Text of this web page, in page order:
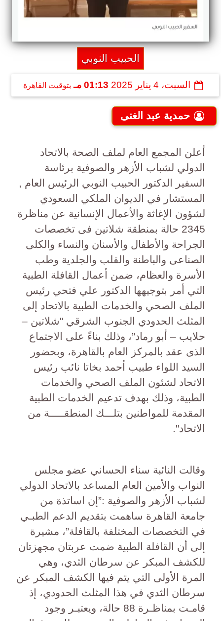
الحبيب النوبي
السبت، 4 يناير 2025 01:13 مـ بتوقيت القاهرة
حمدية عبد الغنى
أعلن المجمع العام لملف الصحة بالاتحاد
الدولي لشباب الأزهر والصوفية برئاسة
السفير الدكتور الحبيب النوبي الرئيس العام ,
المستشار في الديوان الملكي السعودي
لشؤون الإغاثة والأعمال الإنسانية عن مناظرة
2345 حالة بمنطقة شلاتين فى تخصصات
الجراحة والأطفال والأسنان والنساء والكلى
الصناعى والباطنة والقلب والجلدية وطب
الأسرة والعظام، ضمن أعمال القافلة الطبية
التي أمر بتوجيهها الدكتور علي فتحي رئيس
الملف الصحي والخدمات الطبية بالاتحاد إلى
المثلث الحدودي الجنوب الشرقي "شلاتين –
حلايب – أبو رماد”، وذلك بناءً على الاجتماع
الذى عقد بالمركز العام بالقاهرة، وبحضور
السيد اللواء طبيب أحمد بخاتا نائب رئيس
الاتحاد لشئون الملف الصحي والخدمات
الطبية، وذلك بهدف تدعيم الخدمات الطبية
المقدمة للمواطنين بتلـــك المنطقـــــة من
الاتحاد".
وقالت النائبة سناء الحساني عضو مجلس
النواب والأمين العام المساعد بالاتحاد الدولي
لشباب الأزهر والصوفية :”إن اساتذة من
جامعة القاهرة ساهمت بتقديم الدعم الطبـي
في التخصصات المختلفة بالقافلة”، مشيرة
إلى أن القافلة الطبية ضمت عربتان مجهزتان
للكشف المبكر عن سرطان الثدي، وهي
المرة الأولى التي يتم فيها الكشف المبكر عن
سرطان الثدي في هذا المثلث الحدودي، إذ
قامـت بمناظـرة 88 حالة، ويعتبـر وجود